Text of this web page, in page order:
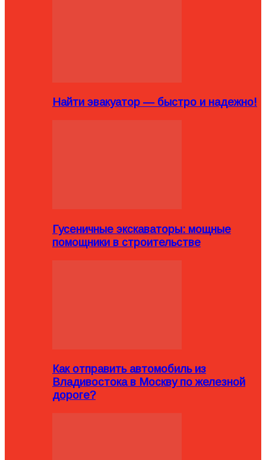
Найти эвакуатор — быстро и надежно!
Гусеничные экскаваторы: мощные
помощники в строительстве
Как отправить автомобиль из
Владивостока в Москву по железной
дороге?